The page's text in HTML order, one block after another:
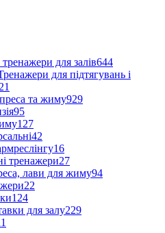
для залів644
для підтягувань і
21
та жиму929
95
127
42
16
тренажери27
лави для жиму94
22
124
для залу229